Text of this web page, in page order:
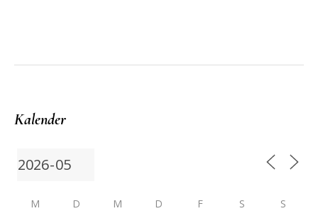
Kalender
M D M D F S S